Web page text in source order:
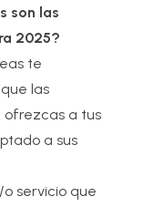
son las
2025?
te
las
a tus
a sus
servicio que